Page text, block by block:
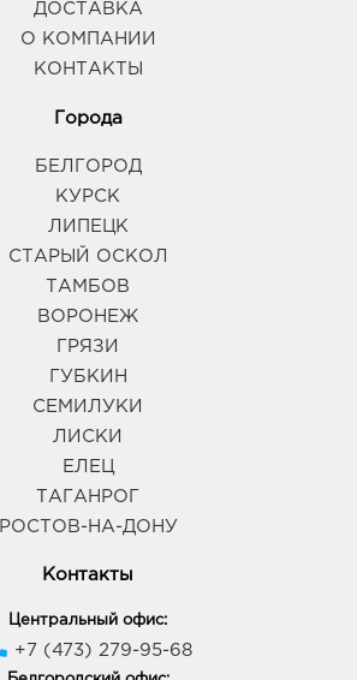
ДОСТАВКА
О КОМПАНИИ
КОНТАКТЫ
Города
БЕЛГОРОД
КУРСК
ЛИПЕЦК
СТАРЫЙ ОСКОЛ
ТАМБОВ
ВОРОНЕЖ
ГРЯЗИ
ГУБКИН
СЕМИЛУКИ
ЛИСКИ
ЕЛЕЦ
ТАГАНРОГ
РОСТОВ-НА-ДОНУ
Контакты
Центральный офис:
+7 (473) 279-95-68